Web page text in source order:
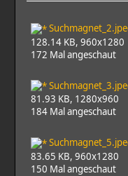
128.14 KB, 960x1280
172 Mal angeschaut
81.93 KB, 1280x960
184 Mal angeschaut
83.65 KB, 960x1280
150 Mal angeschaut